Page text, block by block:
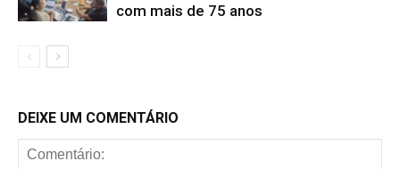
com mais de 75 anos
DEIXE UM COMENTÁRIO